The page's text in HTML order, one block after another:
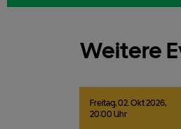
Weitere
Freitag,02. Okt2026,
20:00 Uhr